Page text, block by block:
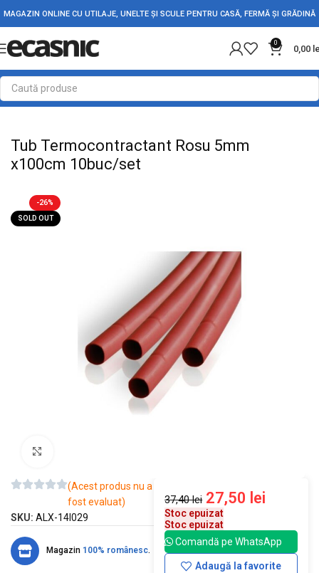
MAGAZIN ONLINE CU UTILAJE, UNELTE ȘI SCULE PENTRU CASĂ, FERMĂ ȘI GRĂDINĂ
0
0,00
Prima pagină Conectica Tub Termo
Tub Termocontractant Rosu 5mm
x100cm 10buc/set
-26%
SOLD OUT
(Acest produs nu a
fost evaluat)
SKU: ALX-14I029
Magazin 100% românesc.
37,40lei 27,50 lei
Stoc epuizat
Stoc epuizat
Comandă pe WhatsApp
Adaugă la favorite